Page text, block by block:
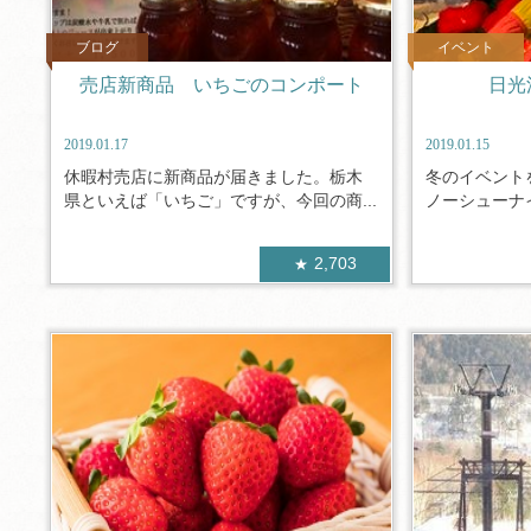
ブログ
売店新商品 いちごのコンポート
2019.01.17
休暇村売店に新商品が届きました。栃木
県といえば「いちご」ですが、今回の商...
2,703
イベント
日
2019.01.15
冬のイベン
ノーシュー